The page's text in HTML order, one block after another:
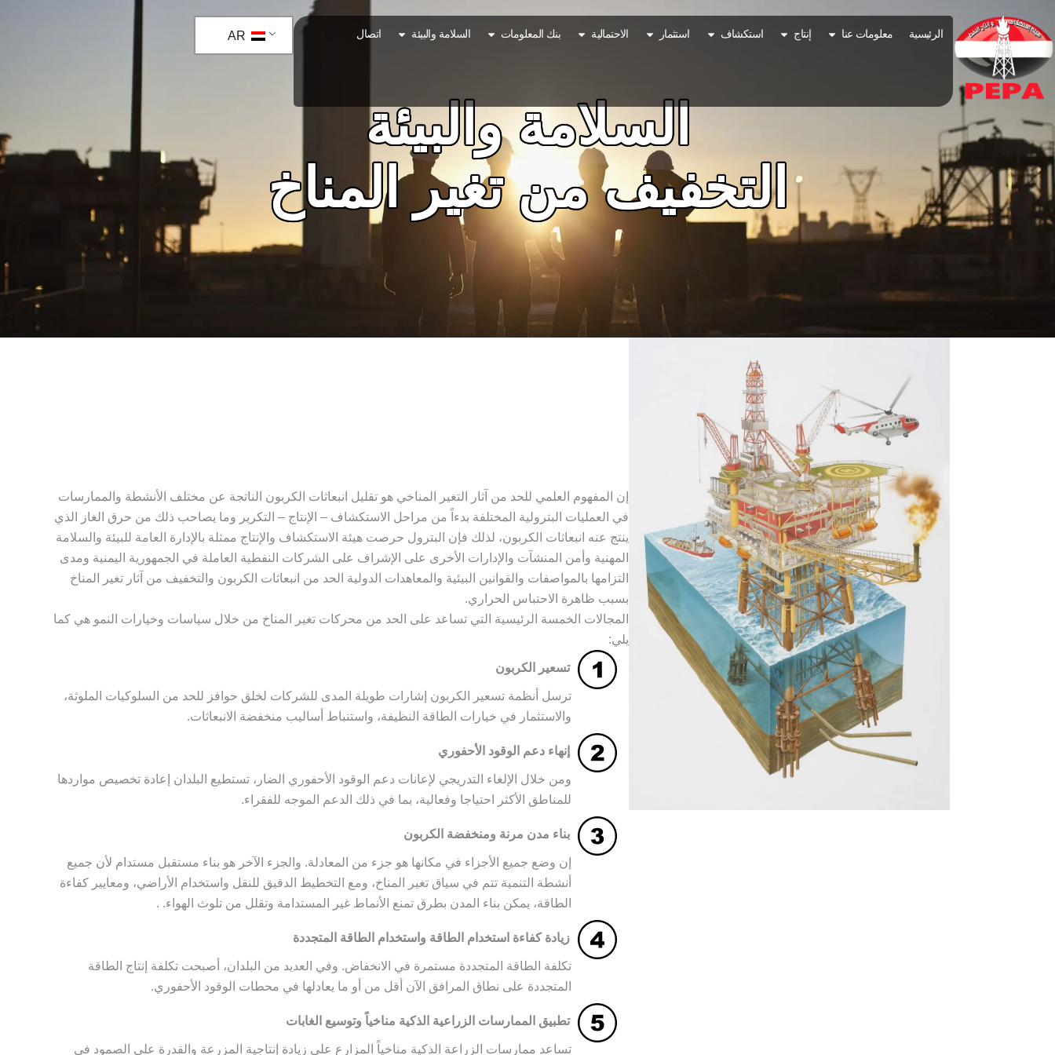
إلى
المحتوى
الرئيسية معلومات عنا افتح About us إنتاج افتح production استكشاف افتح exploration استثمار افتح investment الاحتمالية افتح prospectivity بنك المعلومات افتح dataBank السلامة والبيئة افتح safety and environment اتصال
السلامة والبيئة
التخفيف من تغير المناخ
إن المفهوم العلمي للحد من آثار التغير المناخي هو تقليل انبعاثات الكربون الناتجة عن مختلف الأنشطة والممارسات
في العمليات البترولية المختلفة بدءاً من مراحل الاستكشاف – الإنتاج – التكرير وما يصاحب ذلك من حرق الغاز الذي
ينتج عنه انبعاثات الكربون، لذلك فإن البترول حرصت هيئة الاستكشاف والإنتاج ممثلة بالإدارة العامة للبيئة والسلامة
المهنية وأمن المنشآت والإدارات الأخرى على الإشراف على الشركات النفطية العاملة في الجمهورية اليمنية ومدى
التزامها بالمواصفات والقوانين البيئية والمعاهدات الدولية الحد من انبعاثات الكربون والتخفيف من آثار تغير المناخ
بسبب ظاهرة الاحتباس الحراري.
المجالات الخمسة الرئيسية التي تساعد على الحد من محركات تغير المناخ من خلال سياسات وخيارات النمو هي كما
يلي:
تسعير الكربون
ترسل أنظمة تسعير الكربون إشارات طويلة المدى للشركات لخلق حوافز للحد من السلوكيات الملوثة،
والاستثمار في خيارات الطاقة النظيفة، واستنباط أساليب منخفضة الانبعاثات.
إنهاء دعم الوقود الأحفوري
ومن خلال الإلغاء التدريجي لإعانات دعم الوقود الأحفوري الضار، تستطيع البلدان إعادة تخصيص مواردها
للمناطق الأكثر احتياجا وفعالية، بما في ذلك الدعم الموجه للفقراء.
بناء مدن مرنة ومنخفضة الكربون
إن وضع جميع الأجزاء في مكانها هو جزء من المعادلة. والجزء الآخر هو بناء مستقبل مستدام لأن جميع
أنشطة التنمية تتم في سياق تغير المناخ، ومع التخطيط الدقيق للنقل واستخدام الأراضي، ومعايير كفاءة
الطاقة، يمكن بناء المدن بطرق تمنع الأنماط غير المستدامة وتقلل من تلوث الهواء. .
زيادة كفاءة استخدام الطاقة واستخدام الطاقة المتجددة
تكلفة الطاقة المتجددة مستمرة في الانخفاض. وفي العديد من البلدان، أصبحت تكلفة إنتاج الطاقة
المتجددة على نطاق المرافق الآن أقل من أو ما يعادلها في محطات الوقود الأحفوري.
تطبيق الممارسات الزراعية الذكية مناخياً وتوسيع الغابات
تساعد ممارسات الزراعة الذكية مناخياً المزارع على زيادة إنتاجية المزرعة والقدرة على الصمود في